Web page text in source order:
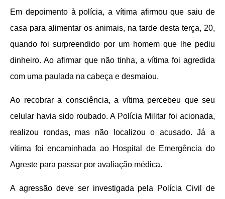
Em depoimento à polícia, a vítima afirmou que saiu de
casa para alimentar os animais, na tarde desta terça, 20,
quando foi surpreendido por um homem que lhe pediu
dinheiro. Ao afirmar que não tinha, a vítima foi agredida
com uma paulada na cabeça e desmaiou.
Ao recobrar a consciência, a vítima percebeu que seu
celular havia sido roubado. A Polícia Militar foi acionada,
realizou rondas, mas não localizou o acusado. Já a
vítima foi encaminhada ao Hospital de Emergência do
Agreste para passar por avaliação médica.
A agressão deve ser investigada pela Polícia Civil de